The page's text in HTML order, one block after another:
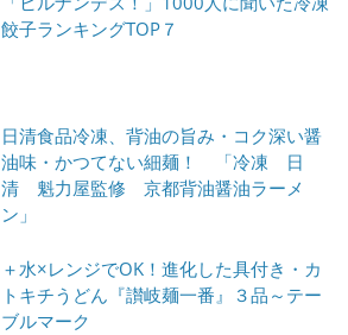
餃子ランキングTOP７
日清食品冷凍、背油の旨み・コク深い醤
油味・かつてない細麺！ 「冷凍 日
清 魁力屋監修 京都背油醤油ラーメ
ン」
＋水×レンジでOK！進化した具付き・カ
トキチうどん『讃岐麺一番』３品～テー
ブルマーク